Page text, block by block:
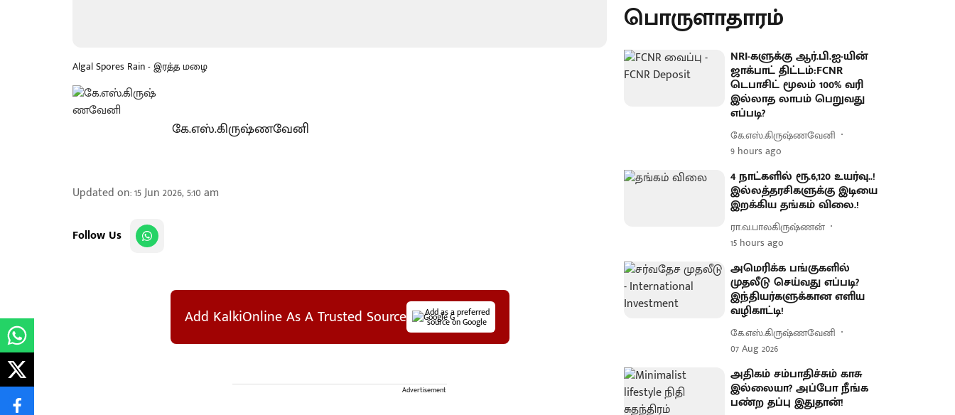
Algal Spores Rain - இரத்த மழை
கே.எஸ்.கிருஷ்ணவேனி
Updated on:15 Jun 2026, 5:10 am
Follow Us
Add KalkiOnline As A Trusted Source Add as a preferred
source on Google
Advertisement
பொருளாதாரம்
NRI-களுக்கு ஆர்.பி.ஐ-யின்
ஜாக்பாட் திட்டம்:FCNR
டெபாசிட் மூலம் 100% வரி
இல்லாத லாபம் பெறுவது
எப்படி?
கே.எஸ்.கிருஷ்ணவேனி
9 hours ago
4 நாட்களில் ரூ.6,120 உயர்வு..!
இல்லத்தரசிகளுக்கு இடியை
இறக்கிய தங்கம் விலை.!
ரா.வ.பாலகிருஷ்ணன்
15 hours ago
அமெரிக்க பங்குகளில்
முதலீடு செய்வது எப்படி?
இந்தியர்களுக்கான எளிய
வழிகாட்டி!
கே.எஸ்.கிருஷ்ணவேனி
07 Aug 2026
அதிகம் சம்பாதிச்சும் காசு
இல்லையா? அப்போ நீங்க
பண்ற தப்பு இதுதான்!